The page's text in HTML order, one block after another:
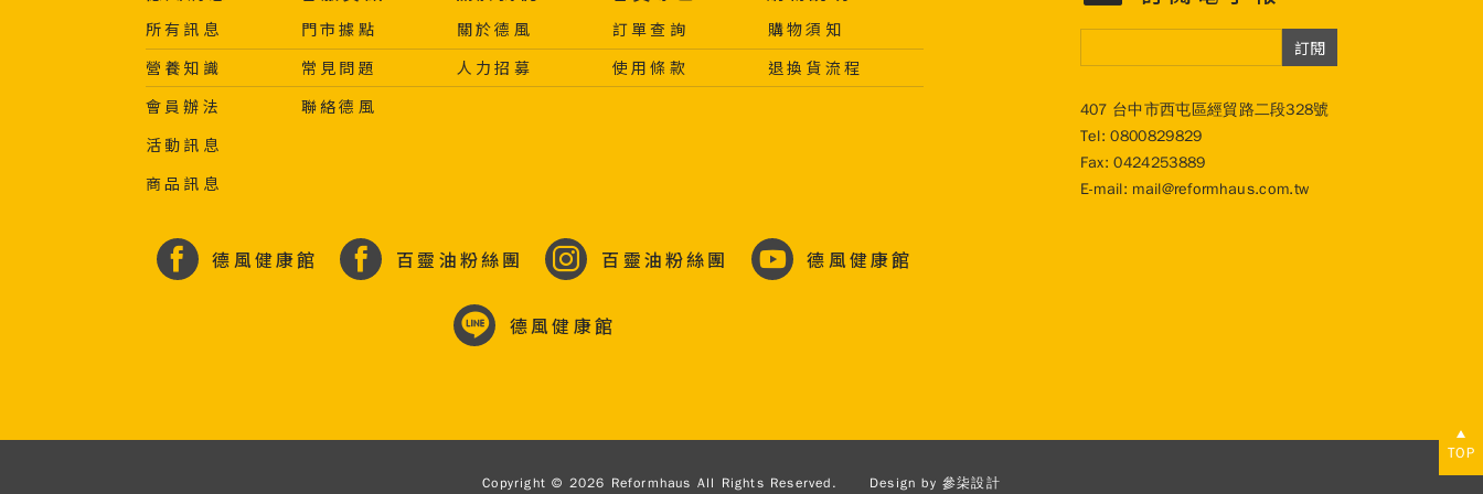
TOP
所有訊息
營養知識
會員辦法
活動訊息
商品訊息
門市據點
常見問題
聯絡德風
關於德風
人力招募
訂單查詢
使用條款
購物須知
退換貨流程
德風健康館 百靈油粉絲團 百靈油粉絲團 德風健康館
德風健康館
訂閱
407 台中市西屯區經貿路二段328號
Tel:0800829829
Fax: 0424253889
E-mail: mail@reformhaus.com.tw
Copyright © 2026 Reformhaus All Rights Reserved. Design by 參柒設計